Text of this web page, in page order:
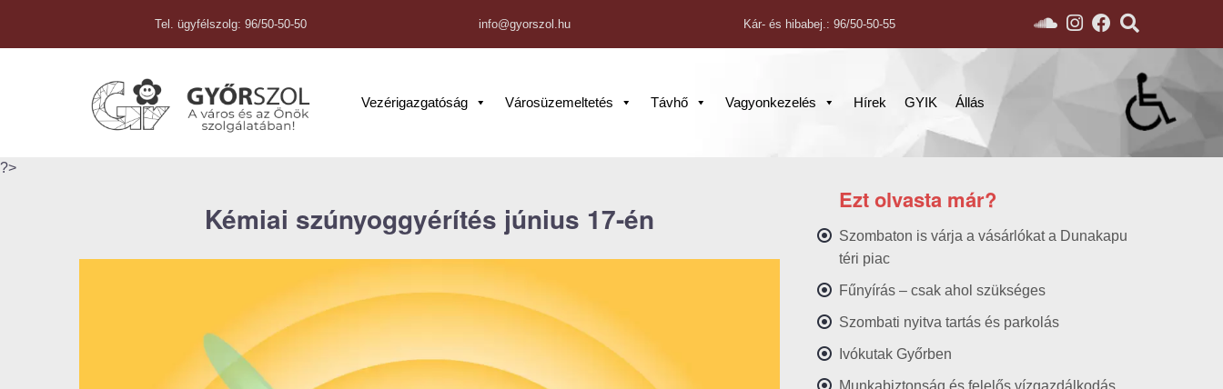
Tel. ügyfélszolg: 96/50-50-50 info@gyorszol.hu Kár- és hibabej.: 96/50-50-55
Vezérigazgatóság Városüzemeltetés Távhő Vagyonkezelés Hírek GYIK Állás
?>
Kémiai szúnyoggyérítés június 17-én
Ezt olvasta már?
Szombaton is várja a vásárlókat a Dunakapu
téri piac
Fűnyírás – csak ahol szükséges
Szombati nyitva tartás és parkolás
Ivókutak Győrben
Munkabiztonság és felelős vízgazdálkodás